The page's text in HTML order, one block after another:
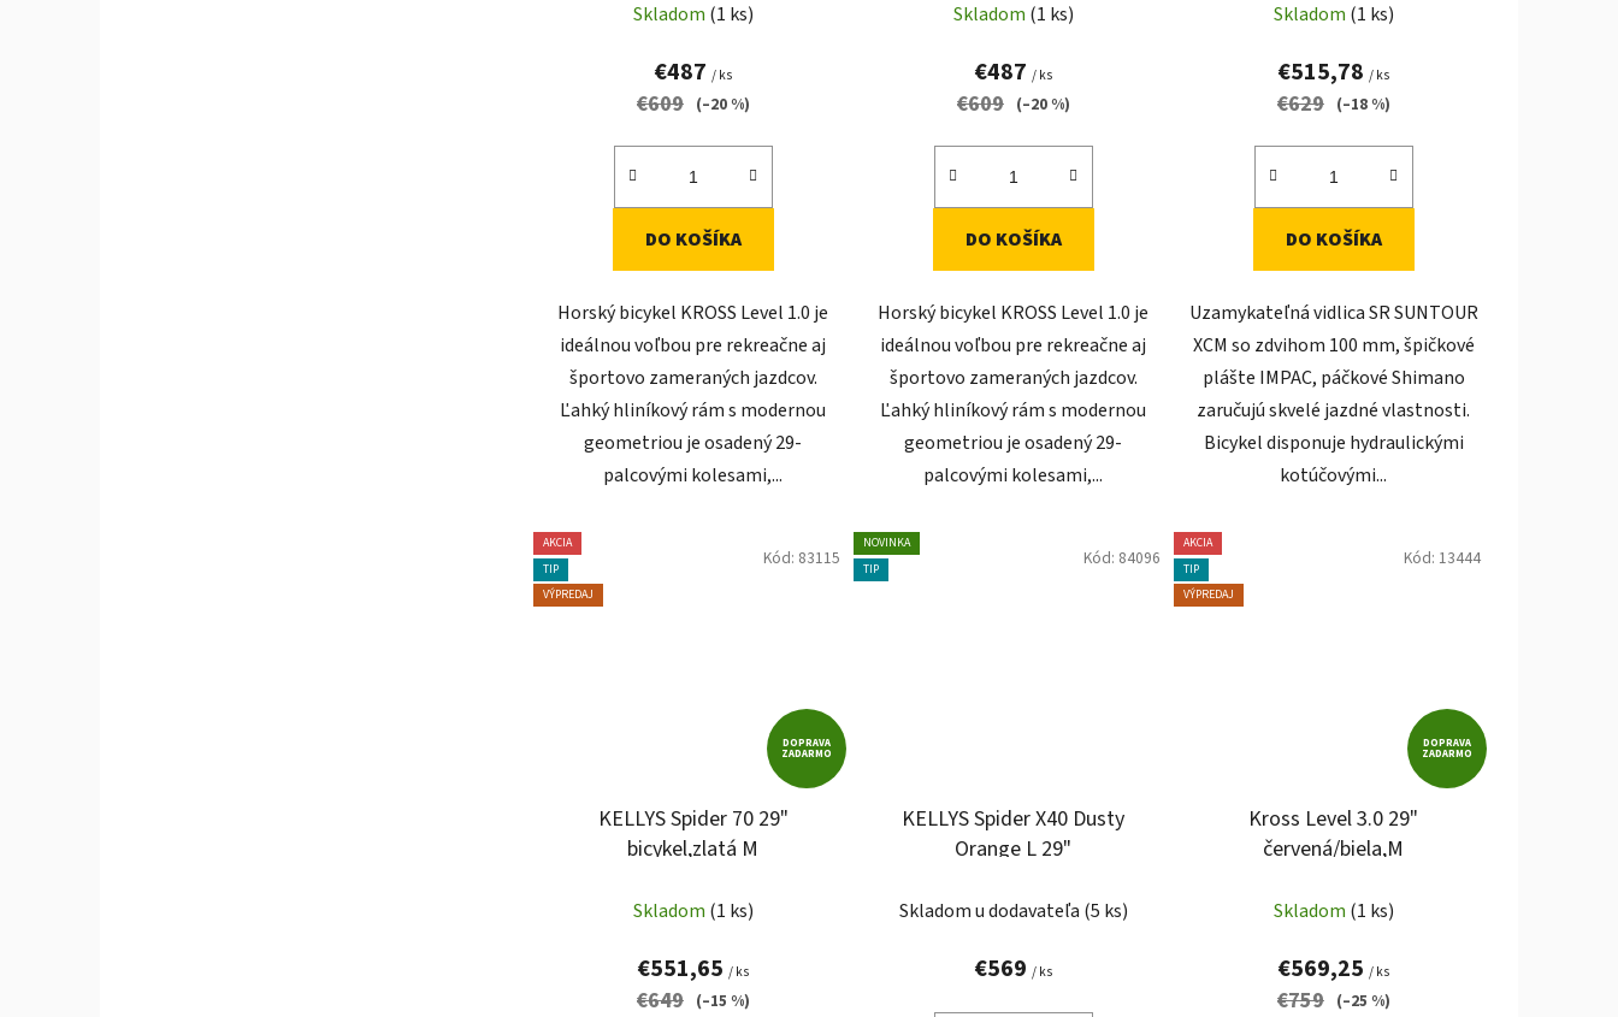
Skladom (1 ks)
€487 / ks
€609 (–20 %)
DO KOŠÍKA
Horský bicykel KROSS Level 1.0 je
ideálnou voľbou pre rekreačne aj
športovo zameraných jazdcov.
Ľahký hliníkový rám s modernou
geometriou je osadený 29-
palcovými kolesami,...
Skladom (1 ks)
€487 / ks
€609 (–20 %)
DO KOŠÍKA
Horský bicykel KROSS Level 1.0 je
ideálnou voľbou pre rekreačne aj
športovo zameraných jazdcov.
Ľahký hliníkový rám s modernou
geometriou je osadený 29-
palcovými kolesami,...
Skladom (1 ks)
€515,78 / ks
€629 (–18 %)
DO KOŠÍKA
Uzamykateľná vidlica SR SUNTOUR
XCM so zdvihom 100 mm, špičkové
plášte IMPAC, páčkové Shimano
zaručujú skvelé jazdné vlastnosti.
Bicykel disponuje hydraulickými
kotúčovými...
AKCIA
TIP
VÝPREDAJ
DOPRAVA
ZADARMO
KELLYS Spider 70 29"
bicykel,zlatá M
Skladom (1 ks)
€551,65 / ks
€649 (–15 %)
Kód: 83115
NOVINKA
TIP
KELLYS Spider X40 Dusty
Orange L 29"
Skladom u dodavateľa (5 ks)
€569 / ks
Kód: 84096
AKCIA
TIP
VÝPREDAJ
DOPRAVA
ZADARMO
Kross Level 3.0 29"
červená/biela,M
Skladom (1 ks)
€569,25 / ks
€759 (–25 %)
Kód: 13444